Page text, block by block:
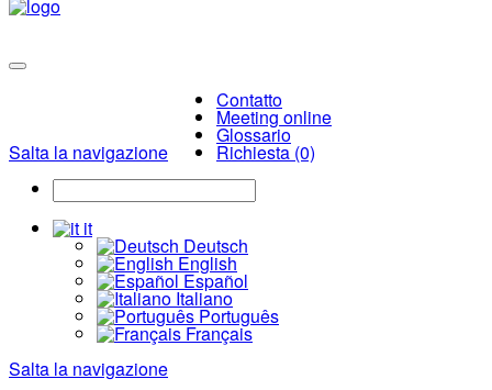
Salta la navigazione
Contatto
Meeting online
Glossario
Richiesta (0)
it
Deutsch
English
Español
Italiano
Português
Français
Salta la navigazione